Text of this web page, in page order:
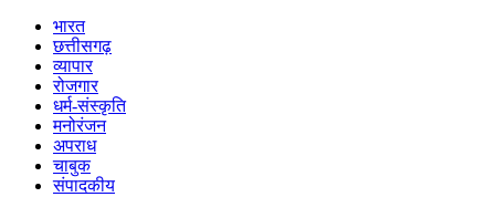
भारत
छत्तीसगढ़
व्यापार
रोजगार
धर्म-संस्कृति
मनोरंजन
अपराध
चाबुक
संपादकीय